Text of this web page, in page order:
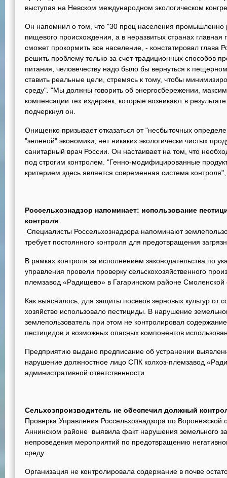
выступая на Невском международном экологическом
Он напомнил о том, что "30 проц населения промышленно
пищевого происхождения, а в неразвитых странах
сможет прокормить все население, - констатировал глава
решить проблему только за счет традиционных способов
питания, человечеству надо было бы вернуться к
ставить реальные цели, стремясь к тому, чтобы
среду". "Мы должны говорить об энергосбережении,
компенсации тех издержек, которые возникают в
подчеркнул он.
Онищенко призывает отказаться от "несбыточных
"зеленой" экономики, нет никаких экологически чистых
санитарный врач России. Он настаивает на том, что
под строгим контролем. "Генно-модифицированные
критерием здесь является современная система
Россельхознадзор напоминает: использование
контроля
Специалисты Россельхознадзора напоминают
требует постоянного контроля для предотвращения
В рамках контроля за исполнением законодательства по
управления провели проверку сельскохозяйственного
племзавод «Радищево» в Гагаринском районе Смоленской
Как выяснилось, для защиты посевов зерновых культур от
хозяйство использовало пестициды. В нарушение
землепользователь при этом не контролировал
пестицидов и возможных опасных компонентов
Предприятию выдано предписание об устранении
нарушение должностное лицо СПК колхоз-племзавод
административной ответственности
Сельхозпроизводитель не обеспечил должный
Проверка Управления Россельхознадзора по Воронежской
Аннинском районе выявила факт нарушения земельного
непроведения мероприятий по предотвращению
среду.
Организация не контролировала содержание в почве